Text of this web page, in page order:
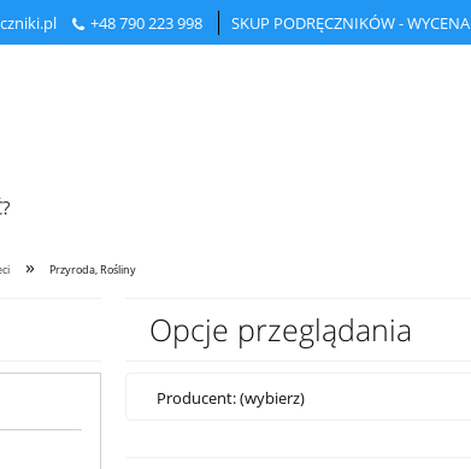
+48790 223 998 SKUP PODRĘCZNIKÓW - WYCENA
» Przyroda, Rośliny
Opcje przeglądania
Producent: (wybierz)